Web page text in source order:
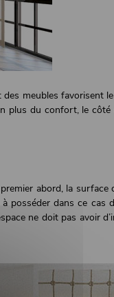
meubles favorisent
plus du confort, le
abord, la surface
posséder dans ce cas
ne doit pas avoir